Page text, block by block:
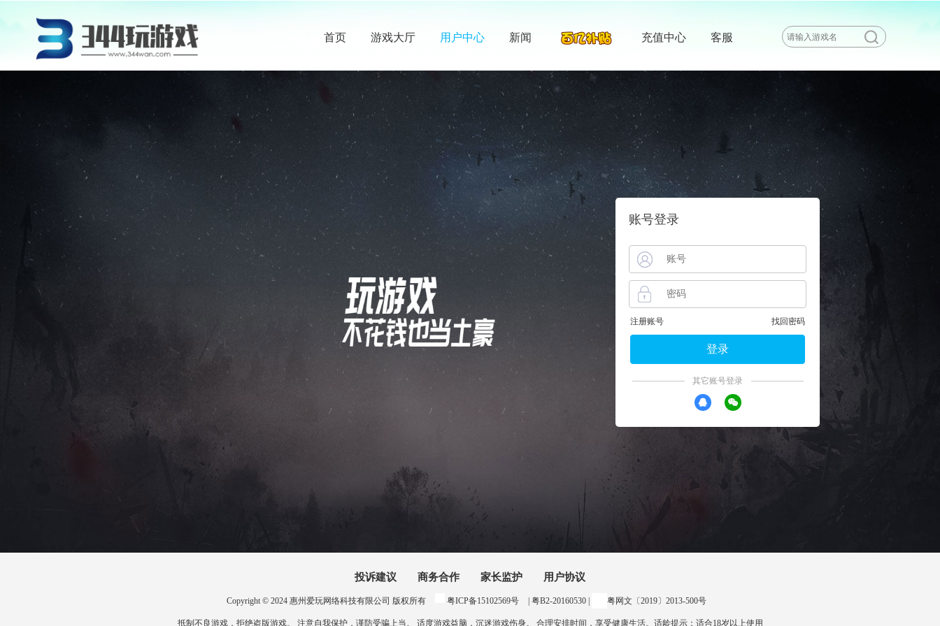
首页 游戏大厅 用户中心 新闻 充值中心 客服
账号登录
注册账号 找回密码
登录
其它账号登录
投诉建议 商务合作 家长监护 用户协议
Copyright © 2024 惠州爱玩网络科技有限公司 版权所有 粤ICP备15102569号 | 粤B2-20160530 | 粤网文〔2019〕2013-500号
抵制不良游戏，拒绝盗版游戏。 注意自我保护，谨防受骗上当。 适度游戏益脑，沉迷游戏伤身。 合理安排时间，享受健康生活。适龄提示：适合18岁以上使用